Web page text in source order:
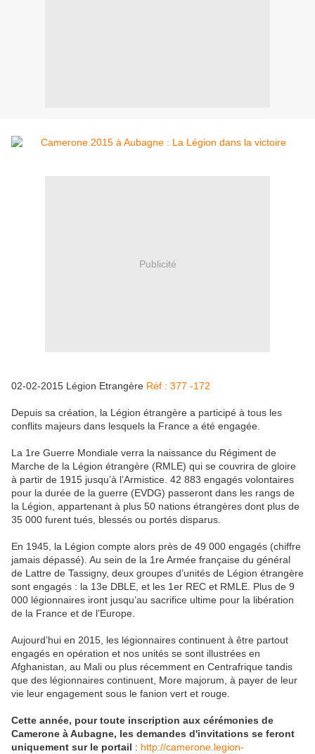
Publicité
02-02-2015 Légion Etrangère Réf : 377 -172
Depuis sa création, la Légion étrangère a participé à tous les
conflits majeurs dans lesquels la France a été engagée.
La 1re Guerre Mondiale verra la naissance du Régiment de
Marche de la Légion étrangère (RMLE) qui se couvrira de gloire
à partir de 1915 jusqu’à l’Armistice. 42 883 engagés volontaires
pour la durée de la guerre (EVDG) passeront dans les rangs de
la Légion, appartenant à plus 50 nations étrangères dont plus de
35 000 furent tués, blessés ou portés disparus.
En 1945, la Légion compte alors près de 49 000 engagés (chiffre
jamais dépassé). Au sein de la 1re Armée française du général
de Lattre de Tassigny, deux groupes d’unités de Légion étrangère
sont engagés : la 13e DBLE, et les 1er REC et RMLE. Plus de 9
000 légionnaires iront jusqu’au sacrifice ultime pour la libération
de la France et de l’Europe.
Aujourd’hui en 2015, les légionnaires continuent à être partout
engagés en opération et nos unités se sont illustrées en
Afghanistan, au Mali ou plus récemment en Centrafrique tandis
que des légionnaires continuent, More majorum, à payer de leur
vie leur engagement sous le fanion vert et rouge.
Cette année, pour toute inscription aux cérémonies de
Camerone à Aubagne, les demandes d'invitations se feront
uniquement sur le portail : http://camerone.legion-